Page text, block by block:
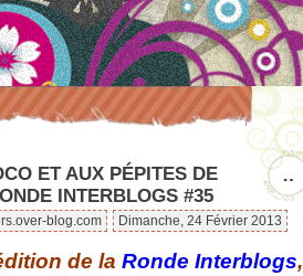
…
ET AUX PÉPITES DE
INTERBLOGS #35
blog.com Dimanche, 24 Février 2013
de la Ronde Interblogs,